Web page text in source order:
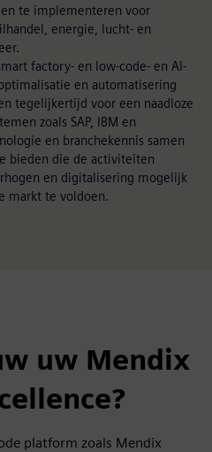
te implementeren voor
energie, lucht- en
factory- en low-code- en AI-
en automatisering
tegelijkertijd voor een naadloze
zoals SAP, IBM en
en branchekennis samen
bieden die de activiteiten
en digitalisering mogelijk
markt te voldoen.
uw Mendix
platform zoals Mendix